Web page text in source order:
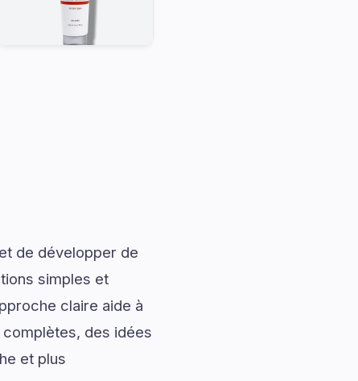
de développer de
simples et
claire aide à
des idées
et plus